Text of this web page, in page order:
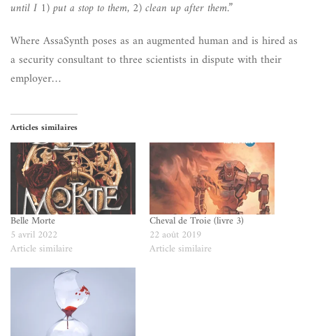
until I 1) put a stop to them, 2) clean up after them.”
Where AssaSynth poses as an augmented human and is hired as
a security consultant to three scientists in dispute with their
employer…
Articles similaires
Belle Morte
5 avril 2022
Article similaire
Cheval de Troie (livre 3)
22 août 2019
Article similaire